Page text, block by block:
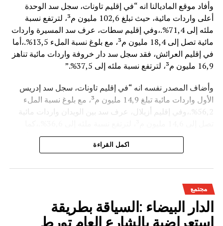
وأفاد موقع الماديالنا انه “في إقليم تاونات، سجل سد الوحدة
أعلى واردات مائية، حيث تبلغ 102,6 مليون م³، لترتفع نسبة
ملئه إلى 71,4%.،وفي إقليم سطات، عرف سد المسيرة واردات
مائية تصل إلى 18,4 مليون م³، مع بلوغ نسبة الملء 13,5%.،أما
في إقليم العرائش، فقد سجل سد دار خروفة واردات مائية تناهز
16,9 مليون م³، لترتفع نسبة ملئه إلى 37,5%.”
وأضاف المصدر نفسه انه “في إقليم تاونات، سجل سد إدريس
الأول واردات مائية تبلغ 14,9 مليون م³، مع بلوغ نسبة الملء
56,2%.،وفي إقليم أزيلال، عرف سد بين الويدان واردات مائية
وتعكس هذه المعطيات الأثر الإيجابي على الثروة المائية
الوطنية،والفرشة المئية عموما ووقعها الايجابي على الفلاحة بعد
سنوات الجفاف .
اكمل القراءة
مجتمع
الدار البيضاء :السياقة بطريقة